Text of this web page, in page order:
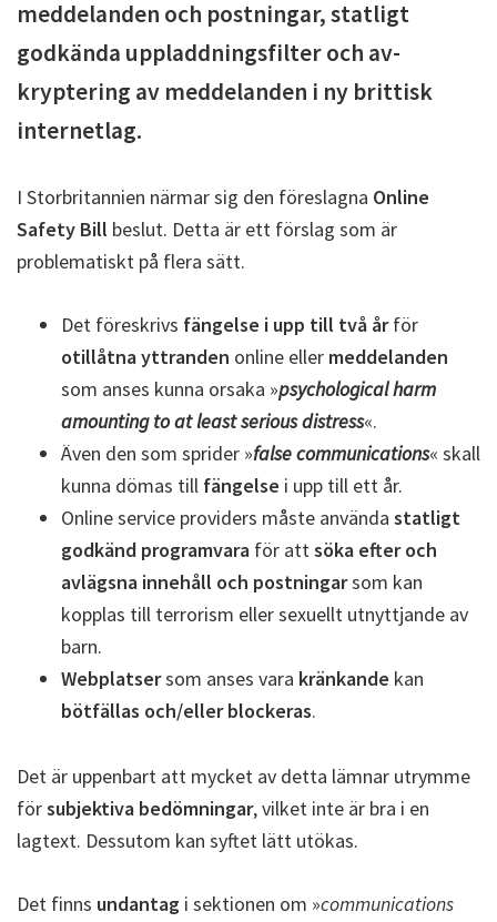
meddelanden och postningar, statligt
godkända uppladdningsfilter och av-
kryptering av meddelanden i ny brittisk
internetlag.
I Storbritannien närmar sig den föreslagna Online
Safety Bill beslut. Detta är ett förslag som är
problematiskt på flera sätt.
Det föreskrivs fängelse i upp till två årför
otillåtna yttranden online eller meddelanden
som anses kunna orsaka »psychological harm
amounting to at least serious distress«.
Även den som sprider »false communications« skall
kunna dömas till fängelse i upp till ett år.
Online service providers måste använda statligt
godkänd programvara för attsöka efter och
avlägsna innehåll och postningarsom kan
kopplas till terrorism eller sexuellt utnyttjande av
barn.
Webplatsersom anses vara kränkande kan
bötfällas och/eller blockeras.
Det är uppenbart att mycket av detta lämnar utrymme
försubjektiva bedömningar, vilket inte är bra i en
lagtext. Dessutom kan syftet lätt utökas.
Det finns undantag i sektionen om »communications